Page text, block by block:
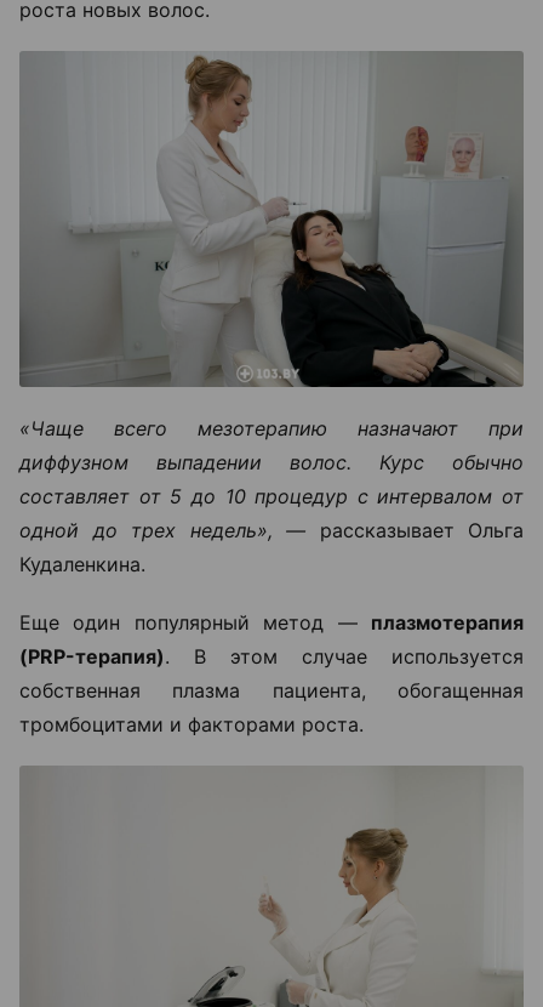
роста новых волос.
«Чаще всего мезотерапию назначают при
диффузном выпадении волос. Курс обычно
составляет от 5 до 10 процедур с интервалом от
одной до трех недель», — рассказывает Ольга
Кудаленкина.
Еще один популярный метод — плазмотерапия
(PRP-терапия). В этом случае используется
собственная плазма пациента, обогащенная
тромбоцитами и факторами роста.